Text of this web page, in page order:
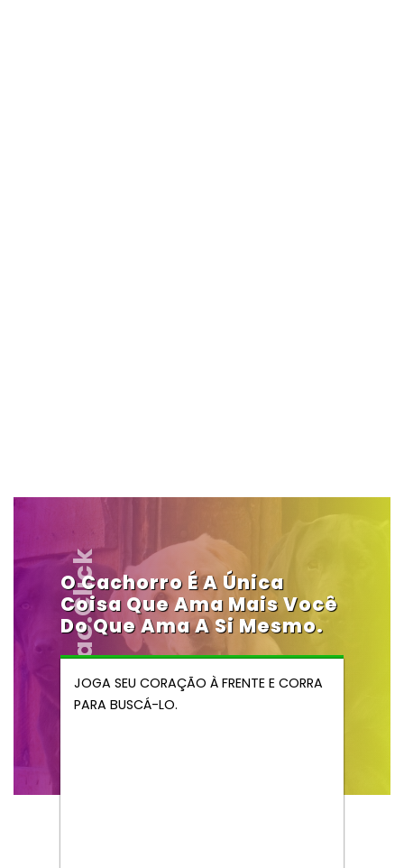
Vendocao.click
O Cachorro É A Única
Coisa Que Ama Mais Você
Do Que Ama A Si Mesmo.
JOGA SEU CORAÇÃO À FRENTE E CORRA
PARA BUSCÁ-LO.